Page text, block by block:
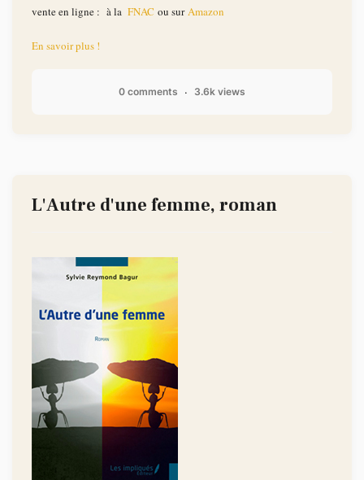
vente en ligne : à la FNAC ou surAmazon
En savoir plus !
0 comments 3.6k views
L'Autre d'une femme, roman